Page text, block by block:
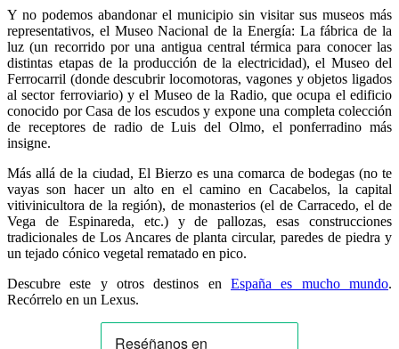
Y no podemos abandonar el municipio sin visitar sus museos más
representativos, el Museo Nacional de la Energía: La fábrica de la
luz (un recorrido por una antigua central térmica para conocer las
distintas etapas de la producción de la electricidad), el Museo del
Ferrocarril (donde descubrir locomotoras, vagones y objetos ligados
al sector ferroviario) y el Museo de la Radio, que ocupa el edificio
conocido por Casa de los escudos y expone una completa colección
de receptores de radio de Luis del Olmo, el ponferradino más
insigne.
Más allá de la ciudad, El Bierzo es una comarca de bodegas (no te
vayas son hacer un alto en el camino en Cacabelos, la capital
vitivinicultora de la región), de monasterios (el de Carracedo, el de
Vega de Espinareda, etc.) y de pallozas, esas construcciones
tradicionales de Los Ancares de planta circular, paredes de piedra y
un tejado cónico vegetal rematado en pico.
Descubre este y otros destinos en España es mucho mundo.
Recórrelo en un Lexus.